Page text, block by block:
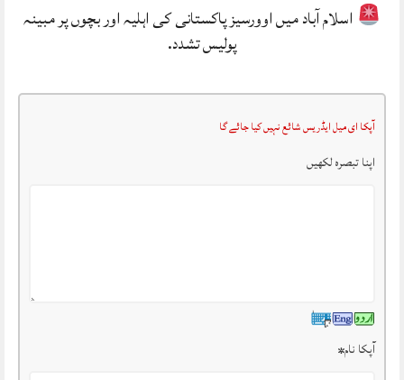
اسلام آباد میں اوورسیز پاکستانی کی اہلیہ اور بچوں پر مبینہ
پولیس تشدد.
آپکا ای میل ایڈریس شائع نہیں کیا جائے گا
اپنا تبصرہ لکھیں
آپکا نام*